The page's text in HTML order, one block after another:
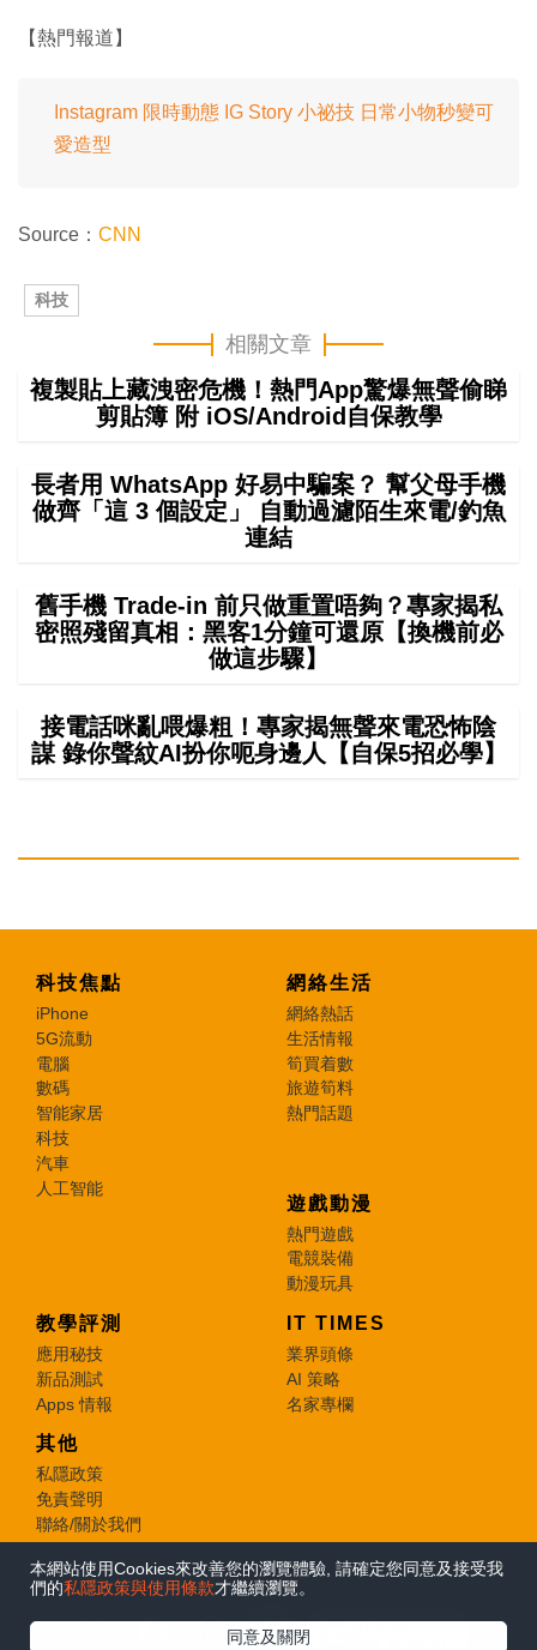
【熱門報道】
Instagram 限時動態 IG Story 小祕技 日常小物秒變可
愛造型
Source： CNN
科技
相關文章
複製貼上藏洩密危機！熱門App驚爆無聲偷睇
剪貼簿 附 iOS/Android自保教學
長者用 WhatsApp 好易中騙案？ 幫父母手機
做齊「這 3 個設定」 自動過濾陌生來電/釣魚
連結
舊手機 Trade-in 前只做重置唔夠？專家揭私
密照殘留真相：黑客1分鐘可還原【換機前必
做這步驟】
接電話咪亂喂爆粗！專家揭無聲來電恐怖陰
謀 錄你聲紋AI扮你呃身邊人【自保5招必學】
科技焦點
iPhone
5G流動
電腦
數碼
智能家居
科技
汽車
人工智能
網絡生活
網絡熱話
生活情報
筍買着數
旅遊筍料
熱門話題
遊戲動漫
熱門遊戲
電競裝備
動漫玩具
教學評測
應用秘技
新品測試
Apps 情報
IT TIMES
業界頭條
AI 策略
名家專欄
其他
私隱政策
免責聲明
聯絡/關於我們
© 2026 e-zone. All Rights Reserved.
本網站使用Cookies來改善您的瀏覽體驗, 請確定您同意及接受我
們的私隱政策與使用條款才繼續瀏覽。
同意及關閉